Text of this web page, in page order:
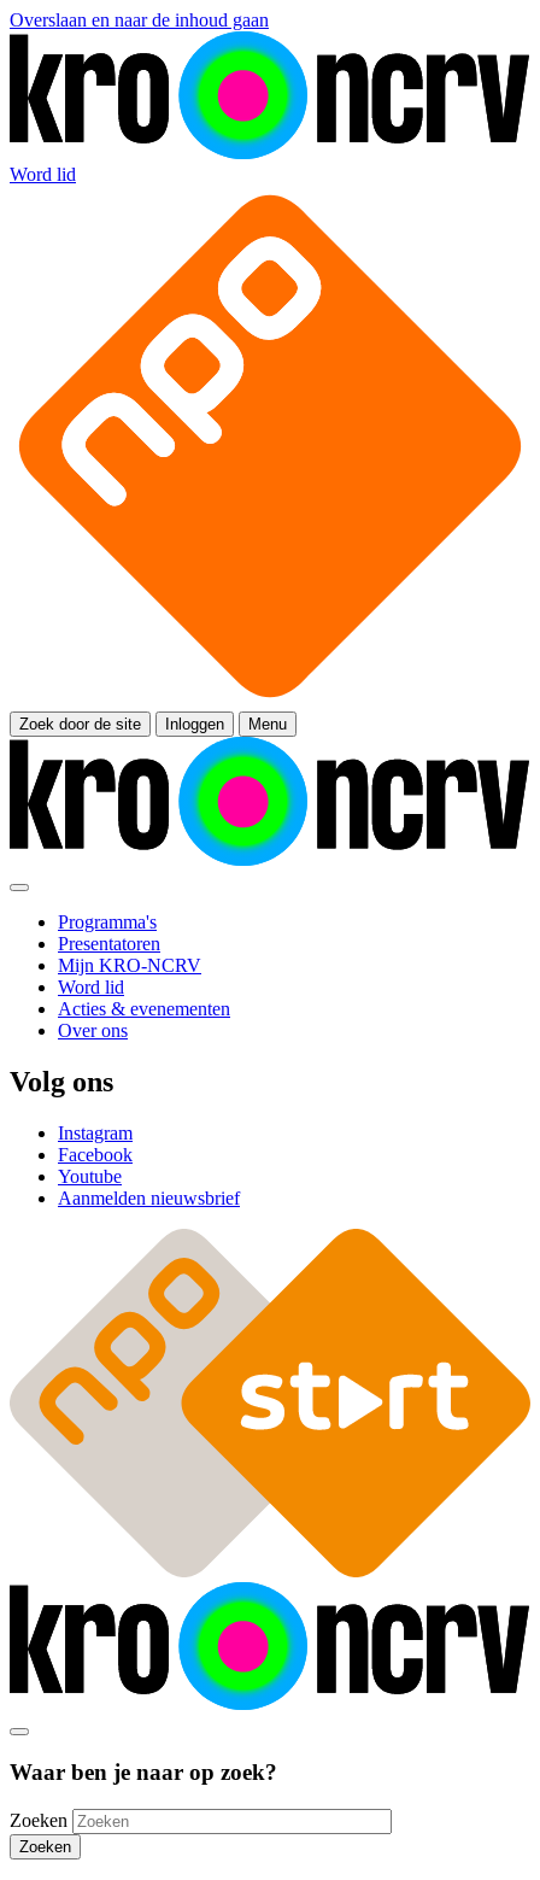
Overslaan en naar de inhoud gaan
Word lid
Zoek door de site Inloggen Menu
Programma's
Presentatoren
Mijn KRO-NCRV
Word lid
Acties & evenementen
Over ons
Volg ons
Instagram
Facebook
Youtube
Aanmelden nieuwsbrief
Waar ben je naar op zoek?
Zoeken
Zoeken